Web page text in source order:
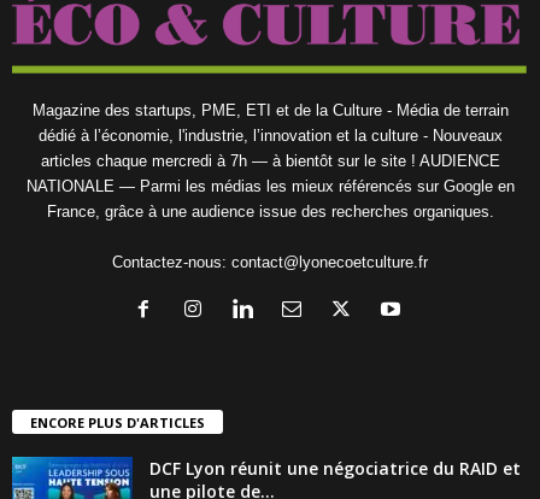
Magazine des startups, PME, ETI et de la Culture - Média de terrain
dédié à l’économie, l'industrie, l’innovation et la culture - Nouveaux
articles chaque mercredi à 7h — à bientôt sur le site ! AUDIENCE
NATIONALE — Parmi les médias les mieux référencés sur Google en
France, grâce à une audience issue des recherches organiques.
Contactez-nous: contact@lyonecoetculture.fr
ENCORE PLUS D'ARTICLES
DCF Lyon réunit une négociatrice du RAID et
une pilote de...